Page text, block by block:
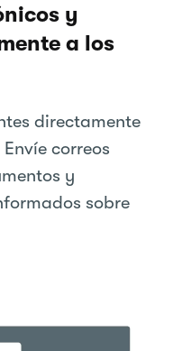
y
a los
directamente
correos
y
sobre